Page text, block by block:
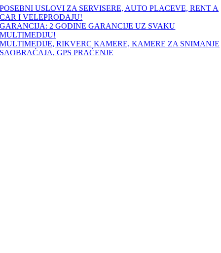
Skip
to
content
POSEBNI USLOVI ZA SERVISERE, AUTO PLACEVE, RENT A
CAR I VELEPRODAJU!
GARANCIJA: 2 GODINE GARANCIJE UZ SVAKU
MULTIMEDIJU!
MULTIMEDIJE, RIKVERC KAMERE, KAMERE ZA SNIMANJE
SAOBRAĆAJA, GPS PRAĆENJE